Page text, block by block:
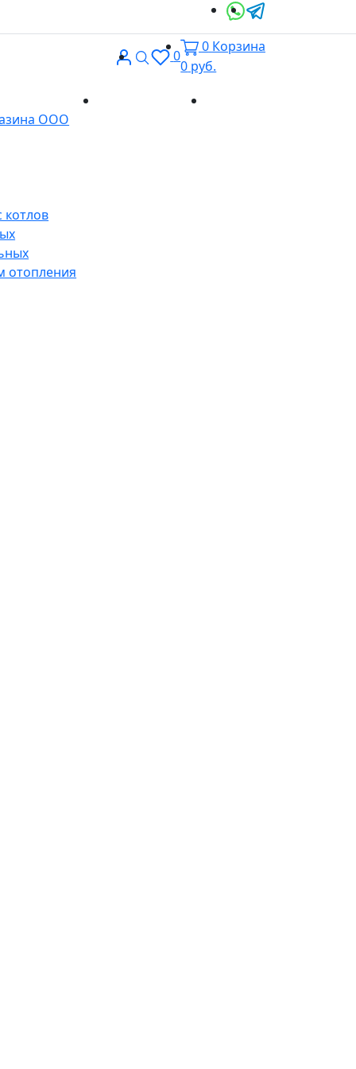
ВходПоиск
0
0 Корзина
0 руб.
ООО
котлов
отопления